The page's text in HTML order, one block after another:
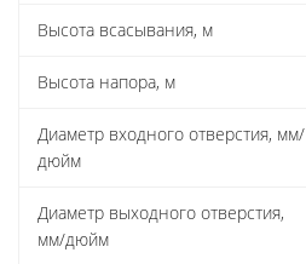
Высота всасывания, м
Высота напора, м
Диаметр входного отверстия, мм/
дюйм
Диаметр выходного отверстия,
мм/дюйм